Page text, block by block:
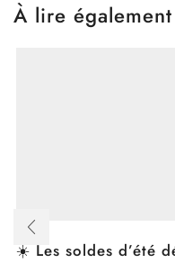
À lire également
☀️ Les soldes d’été